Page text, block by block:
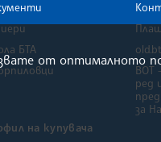
БТА
ВОТ
ред
за
на купувача
от оптималното